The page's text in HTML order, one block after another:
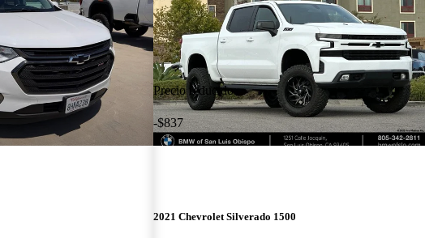
Precio reducido
-$837
2021 Chevrolet Silverado 1500